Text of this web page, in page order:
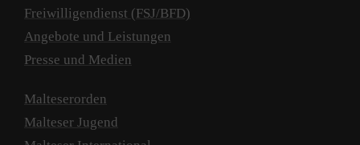
Freiwilligendienst (FSJ/BFD)
Angebote und Leistungen
Presse und Medien
Malteserorden
Malteser Jugend